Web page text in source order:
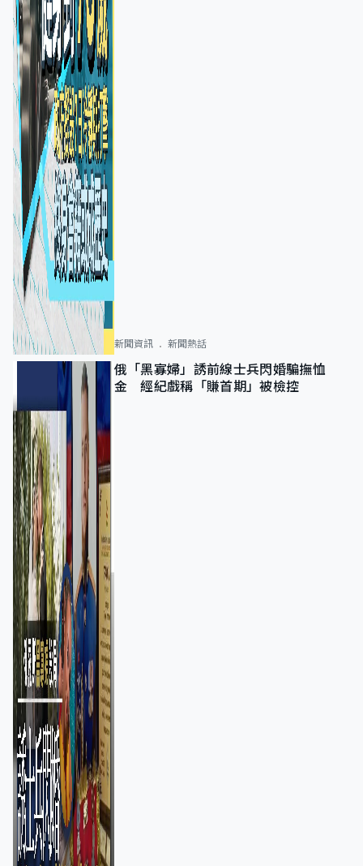
新聞資訊 新聞熱話
俄「黑寡婦」誘前線士兵閃婚騙撫恤
金 經紀戲稱「賺首期」被檢控